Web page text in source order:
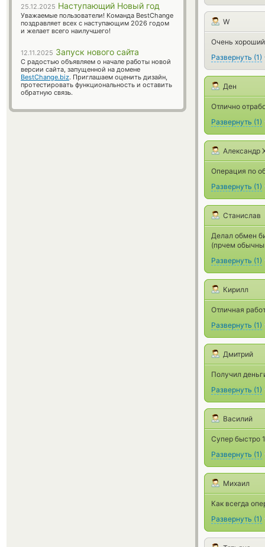
W
Очень
Развернуть (1)
Ден
Отлично
Развернуть (1)
Александр
Операция по
Развернуть (1)
Станислав
Делал обмен
(прчем
Развернуть (1)
Кирилл
Отличная
Развернуть (1)
Дмитрий
Получил
Развернуть (1)
Василий
Супер быстро
Развернуть (1)
Михаил
Как всегда
Развернуть (1)
25.12.2025 Наступающий Новый год
Уважаемые пользователи! Команда BestChange
поздравляет всех с наступающим 2026 годом
и желает всего наилучшего!
12.11.2025 Запуск нового сайта
С радостью объявляем о начале работы новой
версии сайта, запущенной на домене
BestChange.biz. Приглашаем оценить дизайн,
протестировать функциональность и оставить
обратную связь.